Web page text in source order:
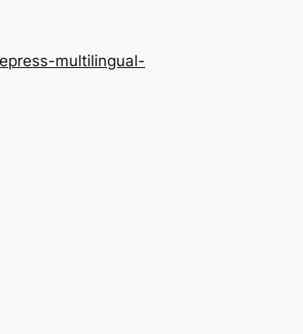
multilingual-